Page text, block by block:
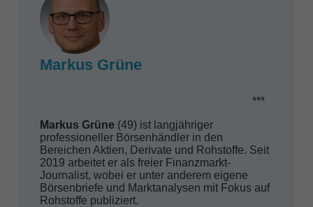
Markus Grüne
***
Markus Grüne(49) ist langjähriger
professioneller Börsenhändler in den
Bereichen Aktien, Derivate und Rohstoffe. Seit
2019 arbeitet er als freier Finanzmarkt-
Journalist, wobei er unter anderem eigene
Börsenbriefe und Marktanalysen mit Fokus auf
Rohstoffe publiziert.